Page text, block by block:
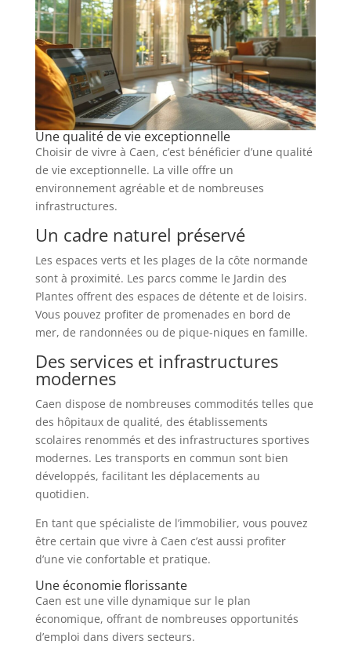
Une qualité de vie exceptionnelle
Choisir de vivre à Caen, c’est bénéficier d’une qualité
de vie exceptionnelle. La ville offre un
environnement agréable et de nombreuses
infrastructures.
Un cadre naturel préservé
Les espaces verts et les plages de la côte normande
sont à proximité. Les parcs comme le Jardin des
Plantes offrent des espaces de détente et de loisirs.
Vous pouvez profiter de promenades en bord de
mer, de randonnées ou de pique-niques en famille.
Des services et infrastructures
modernes
Caen dispose de nombreuses commodités telles que
des hôpitaux de qualité, des établissements
scolaires renommés et des infrastructures sportives
modernes. Les transports en commun sont bien
développés, facilitant les déplacements au
quotidien.
En tant que spécialiste de l’immobilier, vous pouvez
être certain que vivre à Caen c’est aussi profiter
d’une vie confortable et pratique.
Une économie florissante
Caen est une ville dynamique sur le plan
économique, offrant de nombreuses opportunités
d’emploi dans divers secteurs.